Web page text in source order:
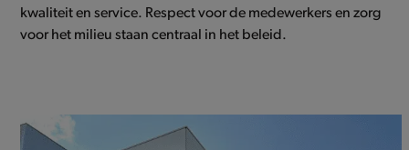
kwaliteit en service. Respect voor de medewerkers en zorg
voor het milieu staan centraal in het beleid.